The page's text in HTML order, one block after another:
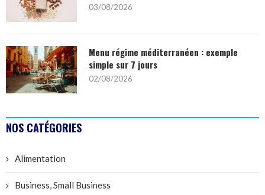
03/08/2026
Menu régime méditerranéen : exemple
simple sur 7 jours
02/08/2026
NOS CATÉGORIES
Alimentation
Business, Small Business